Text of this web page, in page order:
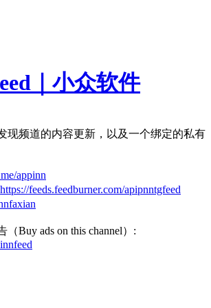
｜小众软件
现频道的内容更新，以及一个绑定的私有
appinn
https://feeds.feedburner.com/apipnntgfeed
Buy ads on this channel）: